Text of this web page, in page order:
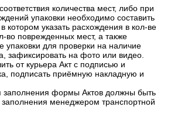
количества мест, либо при
упаковки необходимо составить
котором указать расхождения в кол-ве
во поврежденных мест, а также
упаковки для проверки на наличие
зафиксировать на фото или видео.
от курьера Акт с подписью и
подписать приёмную накладную и
заполнения формы Актов должны быть
менеджером транспортной